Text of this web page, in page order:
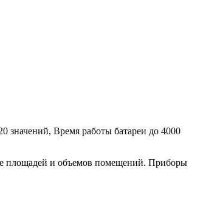
значений, Время работы батареи до 4000
площадей и объемов помещений. Приборы